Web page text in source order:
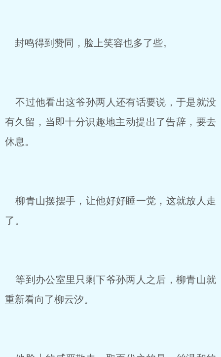
封鸣得到赞同，脸上笑容也多了些。
不过他看出这爷孙两人还有话要说，于是就没
有久留，当即十分识趣地主动提出了告辞，要去
休息。
柳青山摆摆手，让他好好睡一觉，这就放人走
了。
等到办公室里只剩下爷孙两人之后，柳青山就
重新看向了柳云汐。